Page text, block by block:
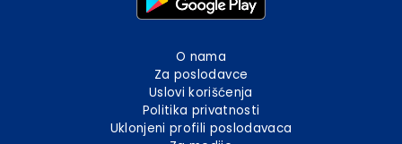
O nama
Za poslodavce
Uslovi korišćenja
Politika privatnosti
Uklonjeni profili poslodavaca